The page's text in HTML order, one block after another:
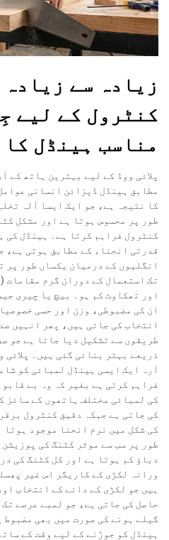
زیادہ سے زیادہ
کنٹرول کے لیے
مناسب ہینڈل
پلائی ووڈ کے لیے بہترین ہاتھ کے
مطابق ہینڈل ڈیزائن انسانی
کا نتیجہ ہے، جو ایک ایسا آلہ
طور پر محسوس ہوتا ہے اور مشکل
کنٹرول فراہم کرتا ہے۔ ہینڈل کی
قدرتی انحناء کے مطابق ہوتی ہے،
انگلیوں کے درمیان یکساں طور پر
تک استعمال کے دوران گرم مقامات
اور تھکاوٹ کم ہو۔ بیچ یا چیری
ان کی مضبوطی، وزن اور حسی
انتخاب کی جاتی ہیں، پھر انہیں
طریقوں سے تشکیل دیا جاتا ہے جو
ذریعے بہتر بنائی گئی ہیں۔ پلائی
آرہ ایک ایسی ہینڈل لمبائی کو
کی لمبائی مختلف ہاتھوں کے سائز
کی جاتی ہے جبکہ دقیق کنٹرول
کی شکل میں نرم انحنا موجود ہوتا
طور پر سب سے موثر کٹنگ کی پوزیشن
دباؤ کم ہوتا ہے اور کل کٹنگ کی
ورانہ لکڑی کے کاریگر اس غیر
ہیں جو لکڑی کے دانے کے انتخاب
حاصل کی جاتی ہے، جو لمبے عرصے
گیلے ہونے کی صورت میں بھی
ہینڈل کو جوڑنے کے لیے وقت کے